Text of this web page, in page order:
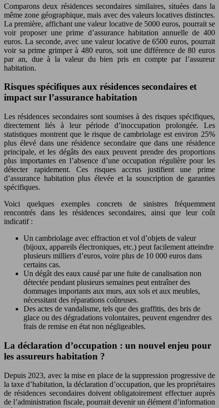
Comparons deux résidences secondaires similaires, situées dans la
même zone géographique, mais avec des valeurs locatives distinctes.
La première, affichant une valeur locative de 5000 euros, pourrait se
voir proposer une prime d’assurance habitation annuelle de 400
euros. La seconde, avec une valeur locative de 6500 euros, pourrait
voir sa prime grimper à 480 euros, soit une différence de 80 euros
par an, due à la valeur du bien pris en compte par l’assureur
habitation.
Risques spécifiques aux résidences secondaires et
impact sur l’assurance habitation
Les résidences secondaires sont soumises à des risques spécifiques,
directement liés à leur période d’inoccupation prolongée. Les
statistiques montrent que le risque de cambriolage est environ 25%
plus élevé dans une résidence secondaire que dans une résidence
principale, et les dégâts des eaux peuvent prendre des proportions
plus importantes en l’absence d’une occupation régulière pour les
détecter rapidement. Ces risques accrus justifient une prime
d’assurance habitation plus élevée et la souscription de garanties
spécifiques.
Voici quelques exemples concrets de sinistres fréquemment
rencontrés dans les résidences secondaires, ainsi que leur coût
indicatif :
Un cambriolage avec effraction et vol d’objets de valeur
(bijoux, appareils électroniques, etc.) peut facilement atteindre
plusieurs milliers d’euros, voire plus de 10 000 euros dans
certains cas.
Un dégât des eaux causé par une fuite de canalisation non
détectée pendant plusieurs semaines peut entraîner des
dommages importants aux murs, aux sols et aux meubles,
nécessitant des réparations coûteuses.
Des actes de vandalisme, tels que des graffitis, des bris de
glace ou des dégradations volontaires, peuvent engendrer des
frais de remise en état non négligeables.
La déclaration d’occupation : un nouvel enjeu pour
les assureurs habitation ?
Depuis 2023, avec la mise en place de la suppression progressive de
la taxe d’habitation, la déclaration d’occupation, que les propriétaires
de résidences secondaires doivent obligatoirement effectuer auprès
de l’administration fiscale, pourrait devenir un élément d’information